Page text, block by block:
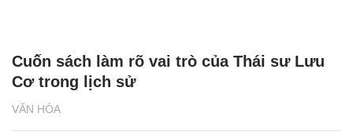
VĂN HÓA
Cuốn sách làm rõ vai trò của Thái sư Lưu
Cơ trong lịch sử